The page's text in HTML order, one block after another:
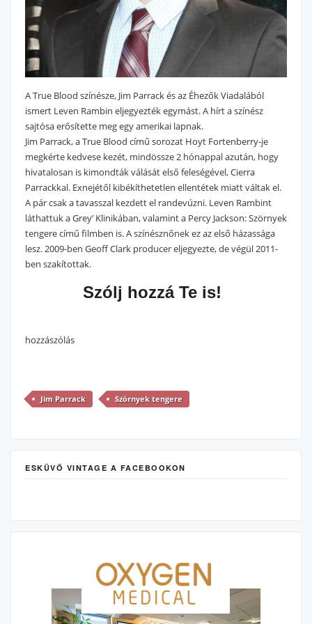
A True Blood színésze, Jim Parrack és az Éhezők Viadalából
ismert Leven Rambin eljegyezték egymást. A hírt a színész
sajtósa erősítette meg egy amerikai lapnak.
Jim Parrack, a True Blood című sorozat Hoyt Fortenberry-je
megkérte kedvese kezét, mindössze 2 hónappal azután, hogy
hivatalosan is kimondták válását első feleségével, Cierra
Parrackkal. Exnejétől kibékíthetetlen ellentétek miatt váltak el.
A pár csak a tavasszal kezdett el randevúzni. Leven Rambint
láthattuk a Grey’ Klinikában, valamint a Percy Jackson: Szörnyek
tengere című filmben is. A színésznőnek ez az első házassága
lesz. 2009-ben Geoff Clark producer eljegyezte, de végül 2011-
ben szakítottak.
Szólj hozzá Te is!
hozzászólás
Jim Parrack Szörnyek tengere
ESKÜVŐ VINTAGE A FACEBOOKON